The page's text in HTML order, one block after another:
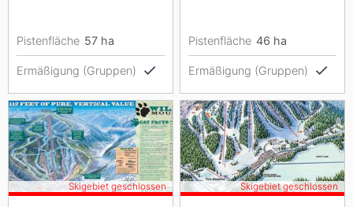
Pistenfläche 57 ha
Ermäßigung (Gruppen)
Pistenfläche 46 ha
Ermäßigung (Gruppen)
Skigebiet geschlossen Skigebiet geschlossen